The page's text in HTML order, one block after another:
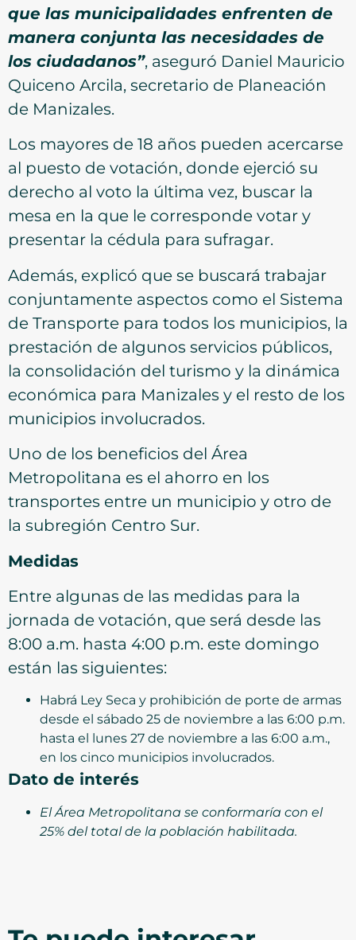
que las municipalidades enfrenten de
manera conjunta las necesidades de
los ciudadanos”, aseguró Daniel Mauricio
Quiceno Arcila, secretario de Planeación
de Manizales.
Los mayores de 18 años pueden acercarse
al puesto de votación, donde ejerció su
derecho al voto la última vez, buscar la
mesa en la que le corresponde votar y
presentar la cédula para sufragar.
Además, explicó que se buscará trabajar
conjuntamente aspectos como el Sistema
de Transporte para todos los municipios, la
prestación de algunos servicios públicos,
la consolidación del turismo y la dinámica
económica para Manizales y el resto de los
municipios involucrados.
Uno de los beneficios del Área
Metropolitana es el ahorro en los
transportes entre un municipio y otro de
la subregión Centro Sur.
Medidas
Entre algunas de las medidas para la
jornada de votación, que será desde las
8:00 a.m. hasta 4:00 p.m. este domingo
están las siguientes:
Habrá Ley Seca y prohibición de porte de armas
desde el sábado 25 de noviembre a las 6:00 p.m.
hasta el lunes 27 de noviembre a las 6:00 a.m.,
en los cinco municipios involucrados.
Dato de interés
El Área Metropolitana se conformaría con el
25% del total de la población habilitada.